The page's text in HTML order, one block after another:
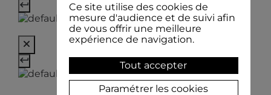
Ce site utilise des cookies de
mesure d'audience et de suivi afin
de vous offrir une meilleure
expérience de navigation.
Tout accepter
Paramétrer les cookies